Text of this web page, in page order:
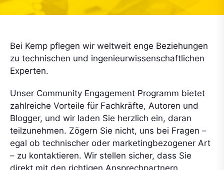
Bei Kemp pflegen wir weltweit enge Beziehungen
zu technischen und ingenieurwissenschaftlichen
Experten.
Unser Community Engagement Programm bietet
zahlreiche Vorteile für Fachkräfte, Autoren und
Blogger, und wir laden Sie herzlich ein, daran
teilzunehmen. Zögern Sie nicht, uns bei Fragen –
egal ob technischer oder marketingbezogener Art
– zu kontaktieren. Wir stellen sicher, dass Sie
direkt mit den richtigen Ansprechpartnern